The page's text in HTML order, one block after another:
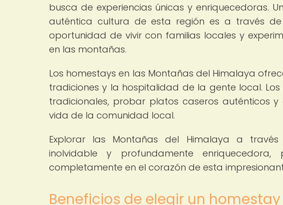
busca de experiencias únicas y enriquecedoras.
auténtica cultura de esta región es a través
oportunidad de vivir con familias locales y
en las montañas.
Los homestays en las Montañas del Himalaya
tradiciones y la hospitalidad de la gente local.
tradicionales, probar platos caseros auténticos
vida de la comunidad local.
Explorar las Montañas del Himalaya a
inolvidable y profundamente
completamente en el corazón de esta
Beneficios de elegir un